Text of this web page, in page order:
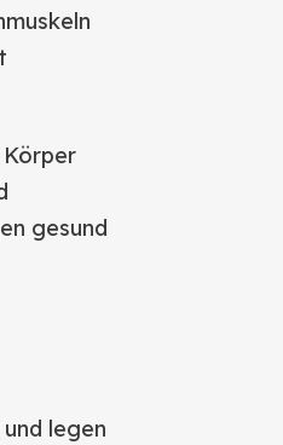
Körper
gesund
legen